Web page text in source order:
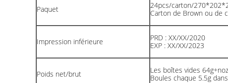
Paquet
24pcs/carton/
Carton de Brown ou de
Impression inférieure
PRD : XX/XX/2020
EXP : XX/XX/2023
Poids net/brut
Les boîtes vides
Boules chaque 5.5g